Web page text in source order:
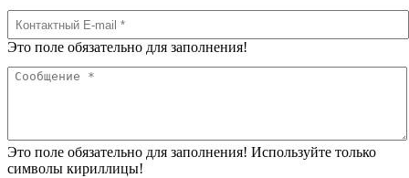
Это поле обязательно для заполнения!
Это поле обязательно для заполнения! Используйте только
символы кириллицы!